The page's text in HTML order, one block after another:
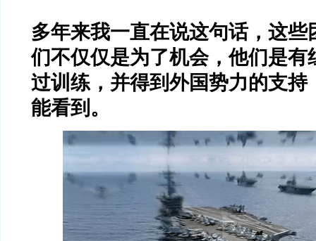
多年来我一直在说这句话，这些
们不仅仅是为了机会，他们是有
过训练，并得到外国势力的支持
能看到。